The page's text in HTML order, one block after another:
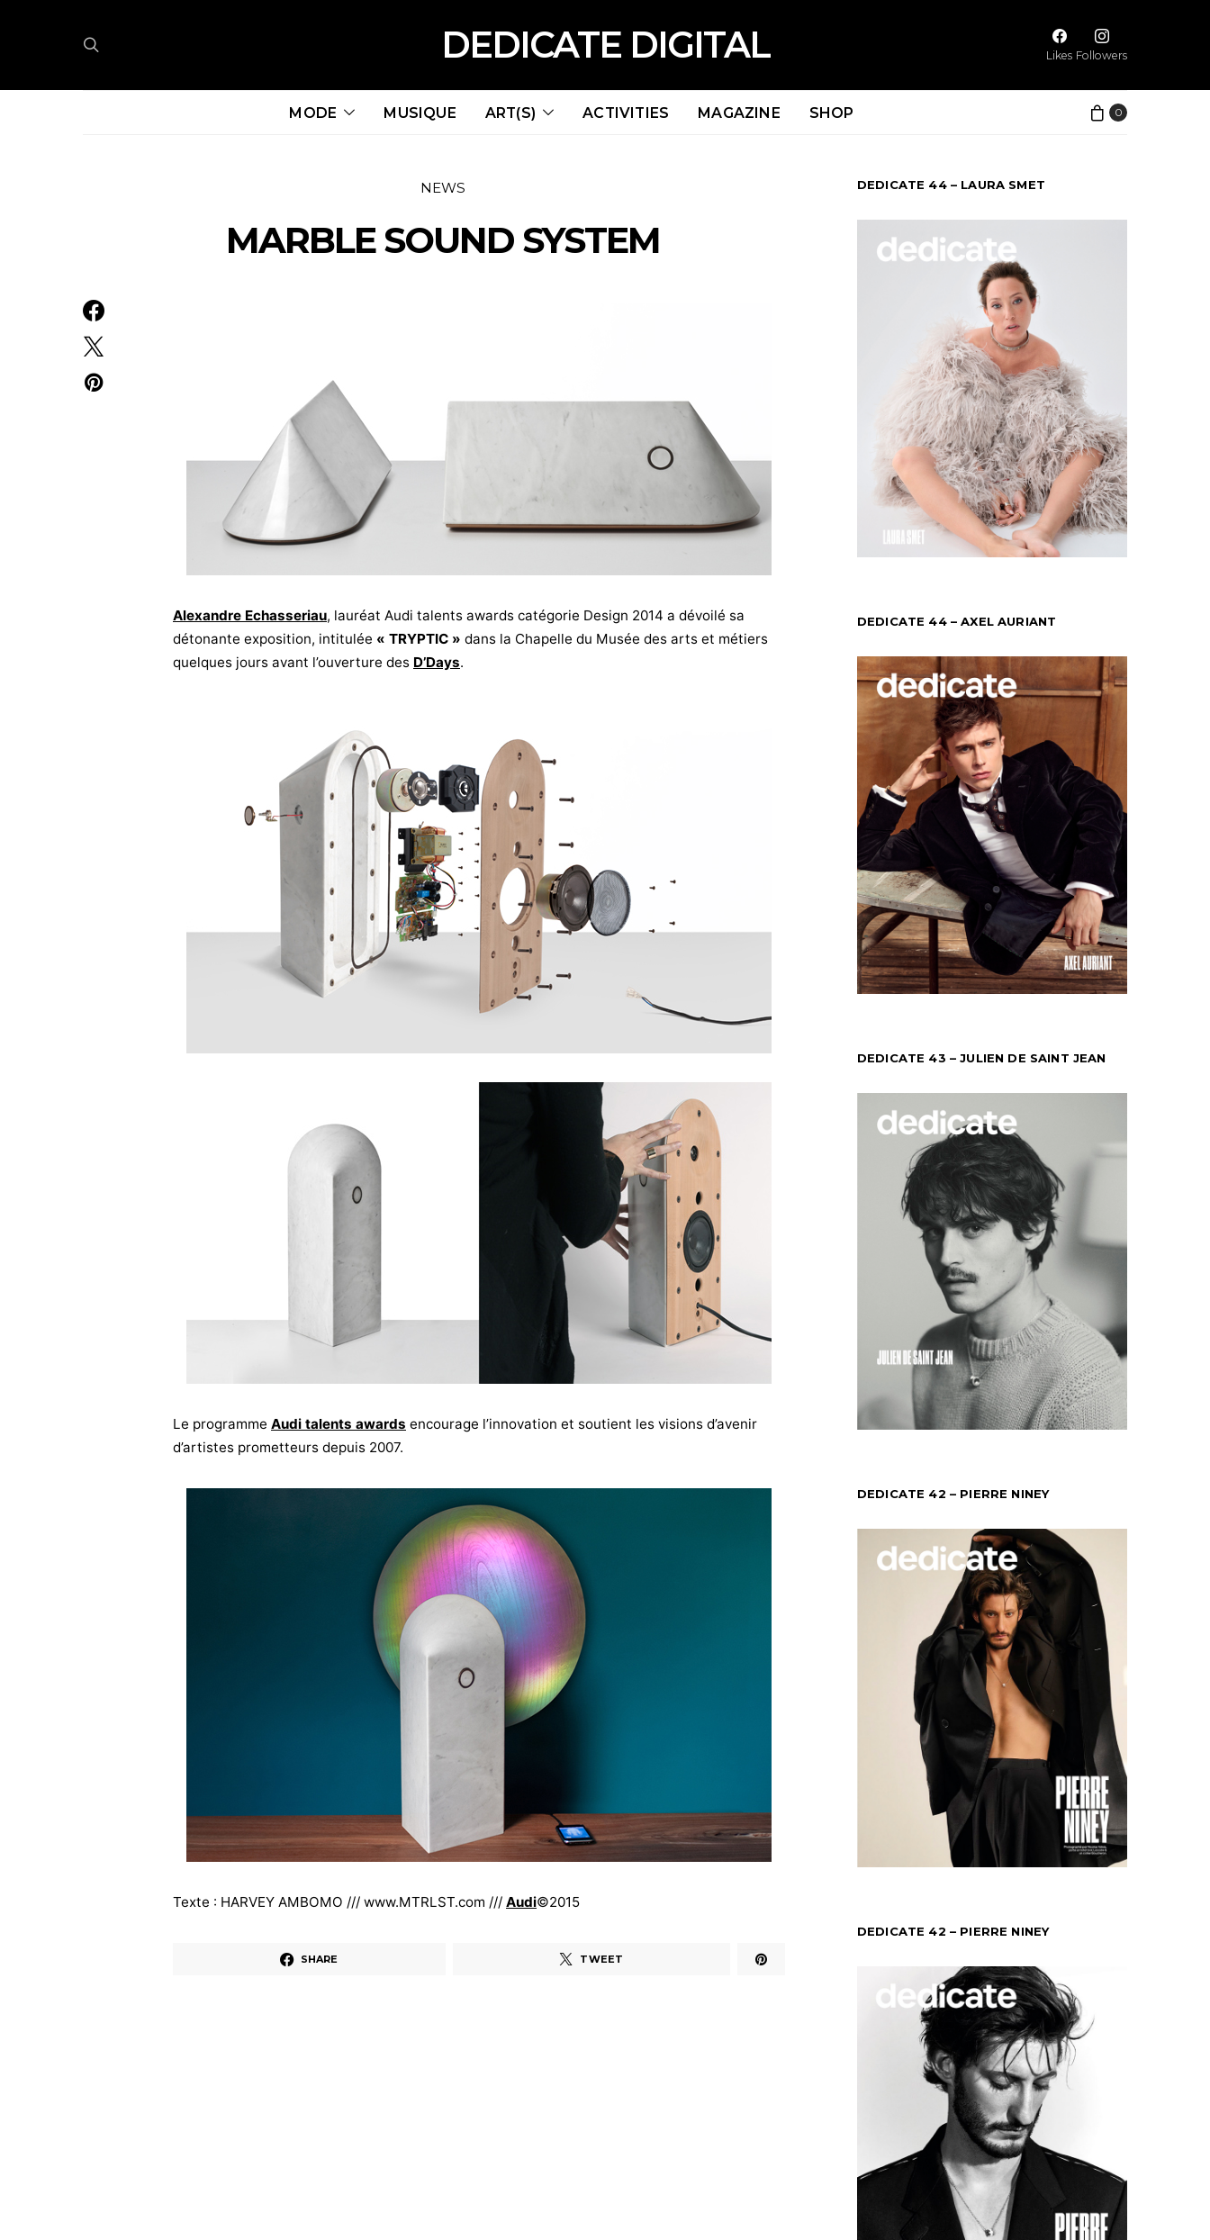
DEDICATE DIGITAL Likes Followers
MODE MUSIQUE ART(S) ACTIVITIES MAGAZINE SHOP 0
NEWS
MARBLE SOUND SYSTEM
Alexandre Echasseriau, lauréat Audi talents awards catégorie Design 2014 a dévoilé sa
détonante exposition, intitulée « TRYPTIC » dans la Chapelle du Musée des arts et métiers
quelques jours avant l’ouverture des D’Days.
Le programme Audi talents awards encourage l’innovation et soutient les visions d’avenir
d’artistes prometteurs depuis 2007.
Texte : HARVEY AMBOMO /// www.MTRLST.com /// Audi©2015
SHARE TWEET
DEDICATE 44 – LAURA SMET
DEDICATE 44 – AXEL AURIANT
DEDICATE 43 – JULIEN DE SAINT JEAN
DEDICATE 42 – PIERRE NINEY
DEDICATE 42 – PIERRE NINEY